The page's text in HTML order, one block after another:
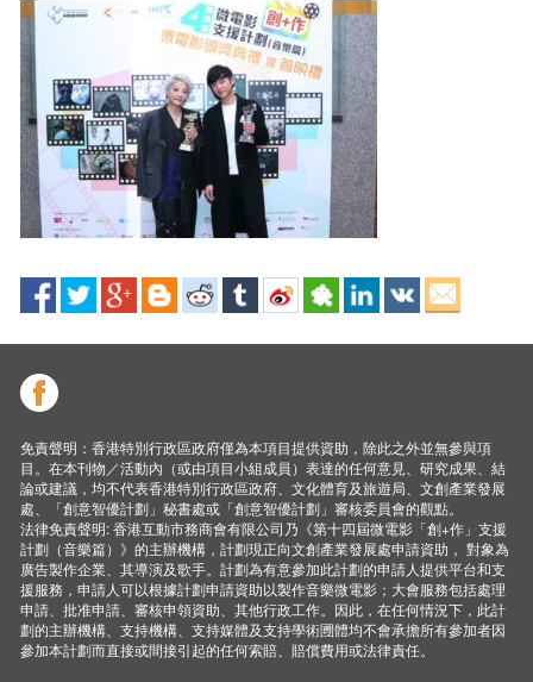
免責聲明：香港特別行政區政府僅為本項目提供資助，除此之外並無參與項
目。在本刊物／活動內（或由項目小組成員）表達的任何意見、研究成果、結
論或建議，均不代表香港特別行政區政府、文化體育及旅遊局、文創產業發展
處、「創意智優計劃」秘書處或「創意智優計劃」審核委員會的觀點。
法律免責聲明: 香港互動市務商會有限公司乃《第十四屆微電影「創+作」支援
計劃（音樂篇）》的主辦機構，計劃現正向文創產業發展處申請資助， 對象為
廣告製作企業、其導演及歌手。計劃為有意參加此計劃的申請人提供平台和支
援服務，申請人可以根據計劃申請資助以製作音樂微電影；大會服務包括處理
申請、批准申請、審核申領資助、其他行政工作。因此，在任何情況下，此計
劃的主辦機構、支持機構、支持媒體及支持學術圑體均不會承擔所有參加者因
參加本計劃而直接或間接引起的任何索賠、賠償費用或法律責任。